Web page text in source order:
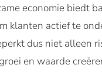
economie biedt
klanten actief te
dus niet alleen
en waarde